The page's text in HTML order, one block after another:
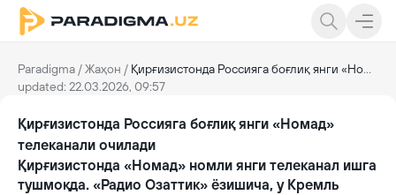
Paradigma /Жаҳон / Қирғизистонда Россияга боғлиқ янги «Номад» телеканали очилади
updated: 22.03.2026, 09:57
Қирғизистонда Россияга боғлиқ янги «Номад»
телеканали очилади
Қирғизистонда «Номад» номли янги телеканал ишга
тушмоқда. «Радио Озаттик» ёзишича, у Кремль